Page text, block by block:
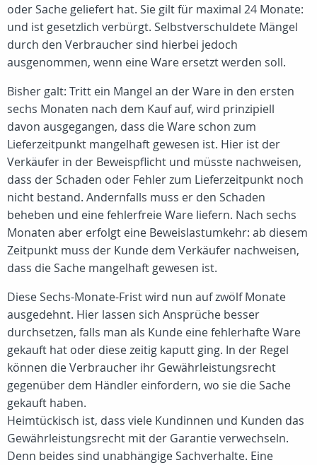
oder Sache geliefert hat. Sie gilt für maximal 24 Monate:
und ist gesetzlich verbürgt. Selbstverschuldete Mängel
durch den Verbraucher sind hierbei jedoch
ausgenommen, wenn eine Ware ersetzt werden soll.
Bisher galt: Tritt ein Mangel an der Ware in den ersten
sechs Monaten nach dem Kauf auf, wird prinzipiell
davon ausgegangen, dass die Ware schon zum
Lieferzeitpunkt mangelhaft gewesen ist. Hier ist der
Verkäufer in der Beweispflicht und müsste nachweisen,
dass der Schaden oder Fehler zum Lieferzeitpunkt noch
nicht bestand. Andernfalls muss er den Schaden
beheben und eine fehlerfreie Ware liefern. Nach sechs
Monaten aber erfolgt eine Beweislastumkehr: ab diesem
Zeitpunkt muss der Kunde dem Verkäufer nachweisen,
dass die Sache mangelhaft gewesen ist.
Diese Sechs-Monate-Frist wird nun auf zwölf Monate
ausgedehnt. Hier lassen sich Ansprüche besser
durchsetzen, falls man als Kunde eine fehlerhafte Ware
gekauft hat oder diese zeitig kaputt ging. In der Regel
können die Verbraucher ihr Gewährleistungsrecht
gegenüber dem Händler einfordern, wo sie die Sache
gekauft haben.
Heimtückisch ist, dass viele Kundinnen und Kunden das
Gewährleistungsrecht mit der Garantie verwechseln.
Denn beides sind unabhängige Sachverhalte. Eine